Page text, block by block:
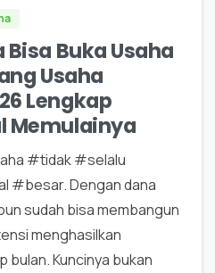
Bisa Buka Usaha
Usaha
Lengkap
Memulainya
#tidak #selalu
#besar. Dengan dana
sudah bisa membangun
menghasilkan
Kuncinya bukan